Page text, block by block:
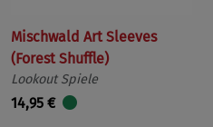
Mischwald Art Sleeves
(Forest Shuffle)
Lookout Spiele
14,95 €